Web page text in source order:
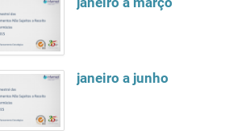
janeiro a junho